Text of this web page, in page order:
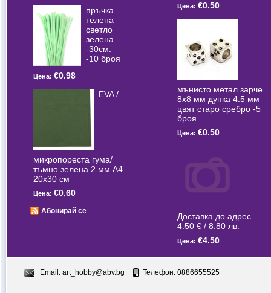
пръчка
телена
светлo
зелена
-30см.
-10 броя
Цена: €0.98
EVA /
микропореста гума/
тъмно зелена 2 мм А4
20x30 см
Цена: €0.60
Абонирай се
Цена: €0.50
мънисто метал зарче
8x8 мм дупка 4.5 мм
цвят старо сребро -5
броя
Цена: €0.50
Доставка до адрес
4.50 € / 8.80 лв.
Цена: €4.50
Email: art_hobby@abv.bg Телефон: 0886655525